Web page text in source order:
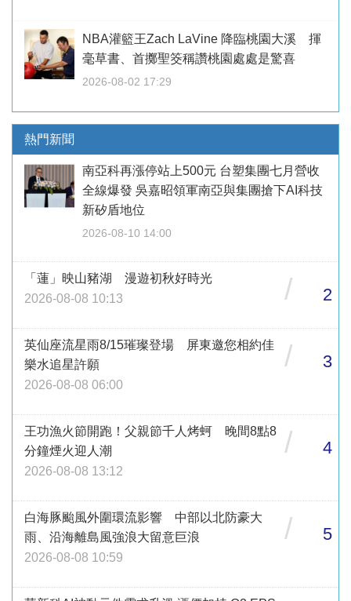
NBA灌籃王Zach LaVine 降臨桃園大溪 揮
毫草書、首擲聖筊稱讚桃園處處是驚喜
2026-08-02 17:29
熱門新聞
南亞科再漲停站上500元 台塑集團七月營收
全線爆發 吳嘉昭領軍南亞與集團搶下AI科技
新矽盾地位
2026-08-10 14:00
「蓮」映山豬湖 漫遊初秋好時光
2026-08-08 10:13
/ 2
英仙座流星雨8/15璀璨登場 屏東邀您相約佳
樂水追星許願
2026-08-08 06:00
/ 3
王功漁火節開跑！父親節千人烤蚵 晚間8點8
分鐘煙火迎人潮
2026-08-08 13:12
/ 4
白海豚颱風外圍環流影響 中部以北防豪大
雨、沿海離島風強浪大留意巨浪
2026-08-08 10:59
/ 5